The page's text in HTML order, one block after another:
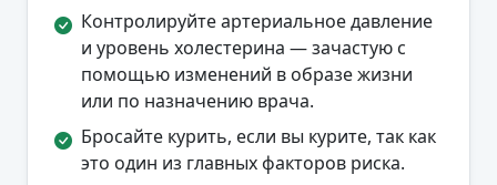
Контролируйте артериальное давление
и уровень холестерина — зачастую с
помощью изменений в образе жизни
или по назначению врача.
Бросайте курить, если вы курите, так как
это один из главных факторов риска.